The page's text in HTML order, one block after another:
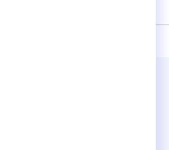
CO., LTD 모두 모든 권리 보호